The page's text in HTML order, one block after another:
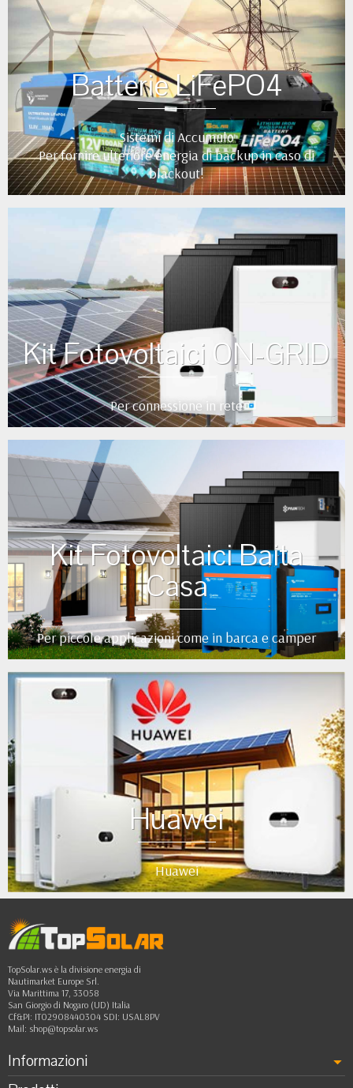
Batterie LiFePO4
Sistemi di Accumulo
Per fornire ulteriore energia di backup in caso di
blackout!
Kit Fotovoltaici ON-GRID
Per connessione in rete
Kit Fotovoltaici Baita
Casa
Per piccole applicazioni come in barca e camper
Huawei
Huawei
TopSolar.ws è la divisione energia di
Nautimarket Europe Srl.
Via Marittima 17, 33058
San Giorgio di Nogaro (UD) Italia
Cf&PI: IT02908440304 SDI: USAL8PV
Mail: shop@topsolar.ws
Informazioni